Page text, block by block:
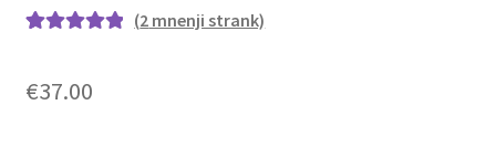
podlagi ocene
(2 mnenji strank)
€37.00